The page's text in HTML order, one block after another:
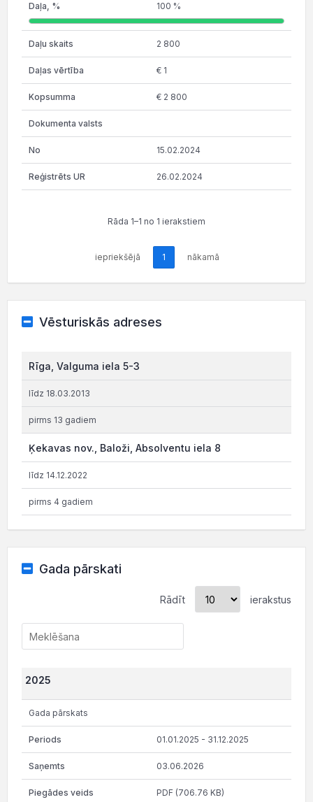
100 %
2 800
€ 1
€ 2 800
15.02.2024
26.02.2024
Rāda 1–1 no 1 ierakstiem
iepriekšējā 1 nākamā
Vēsturiskās adreses
Rīga, Valguma iela 5-3
līdz 18.03.2013
pirms 13 gadiem
Ķekavas nov., Baloži, Absolventu iela 8
līdz 14.12.2022
pirms 4 gadiem
Gada pārskati
Rādīt ierakstus
2025
Gada pārskats
01.01.2025 - 31.12.2025
03.06.2026
PDF (706.76 KB)